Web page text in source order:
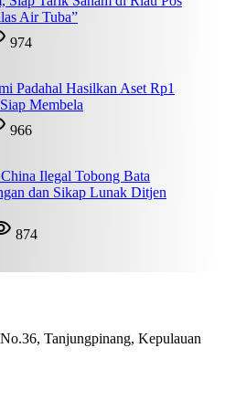
Air Tuba”
974
Padahal Hasilkan Aset Rp1
Membela
966
Ilegal Tobong Bata
dan Sikap Lunak Ditjen
874
Tanjungpinang, Kepulauan